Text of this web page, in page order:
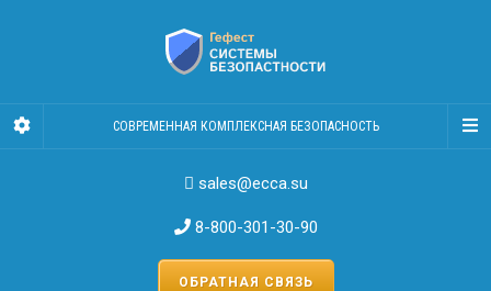
СОВРЕМЕННАЯ КОМПЛЕКСНАЯ БЕЗОПАСНОСТЬ
sales@ecca.su
8-800-301-30-90
ОБРАТНАЯ СВЯЗЬ